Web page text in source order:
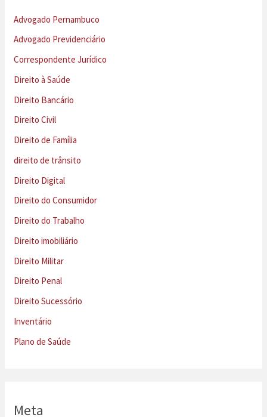
Advogado Pernambuco
Advogado Previdenciário
Correspondente Jurídico
Direito à Saúde
Direito Bancário
Direito Civil
Direito de Família
direito de trânsito
Direito Digital
Direito do Consumidor
Direito do Trabalho
Direito imobiliário
Direito Militar
Direito Penal
Direito Sucessório
Inventário
Plano de Saúde
Meta